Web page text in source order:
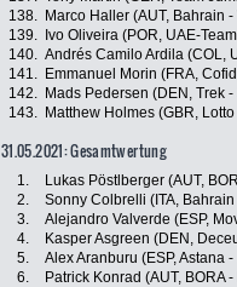
138.
Marco Haller (AUT, Bahrain
139.
Ivo Oliveira (POR, UAE-
140. Andrés Camilo Ardila (COL,
141.
Emmanuel Morin (FRA,
142.
Mads Pedersen (DEN, Trek
143.
Matthew Holmes (GBR,
31.05.2021: Gesamtwertung
1. Lukas Pöstlberger (AUT,
2.
Sonny Colbrelli (ITA,
3.
Alejandro Valverde (ESP,
4.
Kasper Asgreen (DEN,
5.
Alex Aranburu (ESP, Astana
6.
Patrick Konrad (AUT, BORA